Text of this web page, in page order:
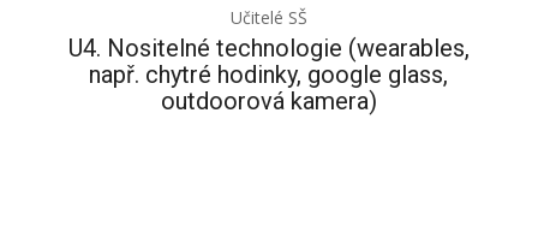
Učitelé SŠ
U4. Nositelné technologie (wearables,
např. chytré hodinky, google glass,
outdoorová kamera)